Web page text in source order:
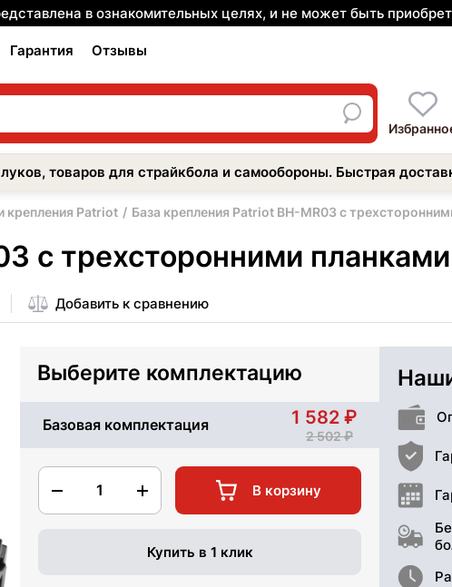
в ознакомительных целях, и не может быть
Гарантия Отзывы
товаров для страйкбола и самообороны. Быстрая
крепления Patriot База крепления Patriot BH-MR03 с
с трехсторонними
Добавить к сравнению
Выберите комплектацию
Базовая комплектация 1 582
2 502
1 В корзину
Купить в 1 клик